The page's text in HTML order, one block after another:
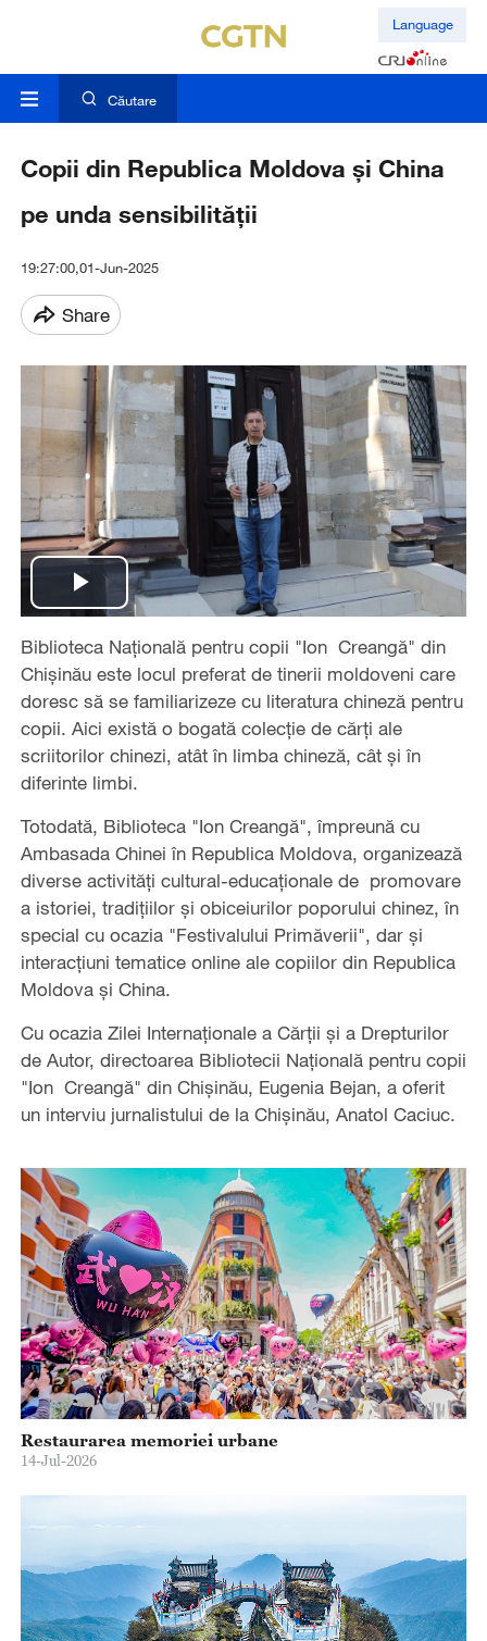
Language
Căutare
Copii din Republica Moldova și China
pe unda sensibilității
19:27:00,01-Jun-2025
Share
Play
Video
Biblioteca Națională pentru copii "Ion Creangă" din
Chișinău este locul preferat de tinerii moldoveni care
doresc să se familiarizeze cu literatura chineză pentru
copii. Aici există o bogată colecție de cărți ale
scriitorilor chinezi, atât în limba chineză, cât și în
diferinte limbi.
Totodată, Biblioteca "Ion Creangă", împreună cu
Ambasada Chinei în Republica Moldova, organizează
diverse activități cultural-educaționale de promovare
a istoriei, tradițiilor și obiceiurilor poporului chinez, în
special cu ocazia "Festivalului Primăverii", dar și
interacțiuni tematice online ale copiilor din Republica
Moldova și China.
Cu ocazia Zilei Internaționale a Cărții și a Drepturilor
de Autor, directoarea Bibliotecii Națională pentru copii
"Ion Creangă" din Chișinău, Eugenia Bejan, a oferit
un interviu jurnalistului de la Chișinău, Anatol Caciuc.
Restaurarea memoriei urbane
14-Jul-2026